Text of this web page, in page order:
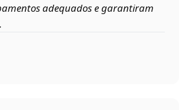
adequados e garantiram